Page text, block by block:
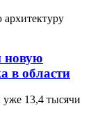
новую
в области